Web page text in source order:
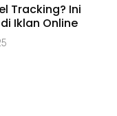
Tracking? Ini
Iklan Online